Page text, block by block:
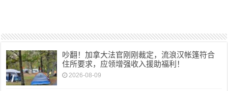
吵翻！加拿大法官刚刚裁定，流浪汉帐篷符合
住所要求，应领增强收入援助福利！
2026-08-09